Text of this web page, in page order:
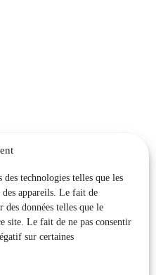
technologies telles que les
appareils. Le fait de
des données telles que le
site. Le fait de ne pas consentir
sur certaines